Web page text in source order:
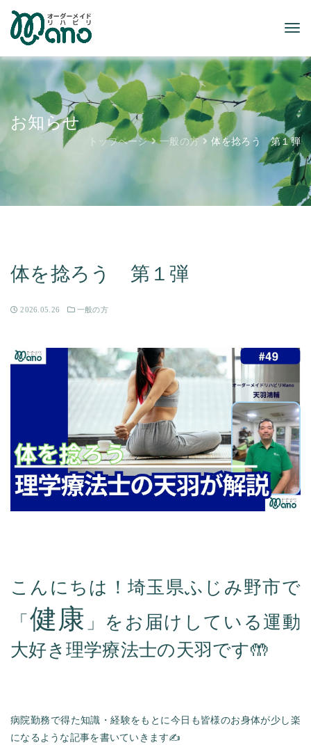
お知らせ
トップページ 一般の方 体を捻ろう 第１弾
体を捻ろう 第１弾
2026.05.26 一般の方
こんにちは！埼玉県ふじみ野市で
「 健康 」をお届けしている運動
大好き理学療法士の天羽です🤲
病院勤務で得た知識・経験をもとに今日も皆様のお身体が少し楽
になるような記事を書いていきます✍️